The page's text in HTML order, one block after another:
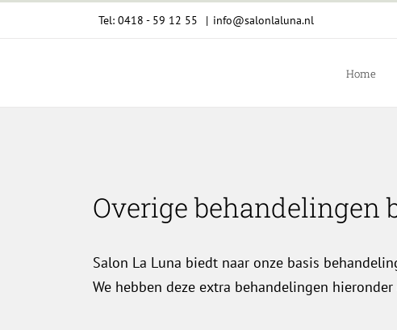
Tel: 0418 - 59 12 55 | info@salonlaluna.nl
Home
Overige behandelingen
Salon La Luna biedt naar onze basis
We hebben deze extra behandelingen